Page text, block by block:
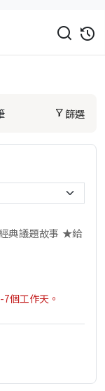
篩選
典議題故事 ★給
情緒的多元面
讓小朋友...
個工作天。